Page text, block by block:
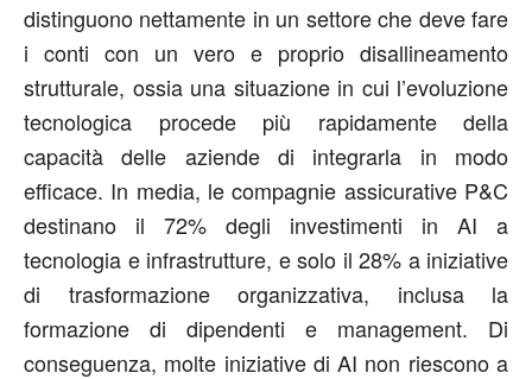
distinguono nettamente in un settore che deve fare
i conti con un vero e proprio disallineamento
strutturale, ossia una situazione in cui l’evoluzione
tecnologica procede più rapidamente della
capacità delle aziende di integrarla in modo
efficace. In media, le compagnie assicurative P&C
destinano il 72% degli investimenti in AI a
tecnologia e infrastrutture, e solo il 28% a iniziative
di trasformazione organizzativa, inclusa la
formazione di dipendenti e management. Di
conseguenza, molte iniziative di AI non riescono a